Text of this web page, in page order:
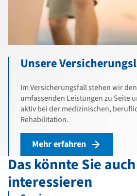
Unsere
Im Versicherungsfall stehen wir
umfassenden Leistungen zu Seite
aktiv bei der medizinischen,
Rehabilitation.
Mehr erfahren
Das könnte Sie auch
interessieren